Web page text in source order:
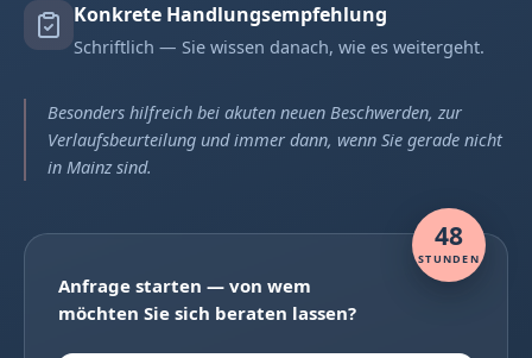
Konkrete Handlungsempfehlung
Schriftlich — Sie wissen danach, wie es weitergeht.
Besonders hilfreich bei akuten neuen Beschwerden, zur
Verlaufsbeurteilung und immer dann, wenn Sie gerade nicht
in Mainz sind.
48
STUNDEN
Anfrage starten — von wem
möchten Sie sich beraten lassen?